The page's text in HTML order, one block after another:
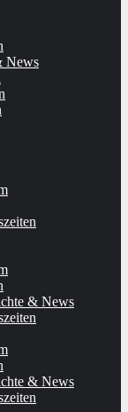
News
& News
& News